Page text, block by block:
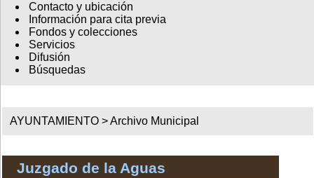
Contacto y ubicación
Información para cita previa
Fondos y colecciones
Servicios
Difusión
Búsquedas
AYUNTAMIENTO >Archivo Municipal
Juzgado de la Aguas